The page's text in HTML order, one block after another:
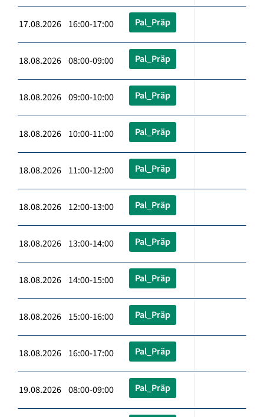
17.08.2026 16:00-17:00 Pal_Präp
18.08.2026 08:00-09:00 Pal_Präp
18.08.2026 09:00-10:00 Pal_Präp
18.08.2026 10:00-11:00 Pal_Präp
18.08.2026 11:00-12:00 Pal_Präp
18.08.2026 12:00-13:00 Pal_Präp
18.08.2026 13:00-14:00 Pal_Präp
18.08.2026 14:00-15:00 Pal_Präp
18.08.2026 15:00-16:00 Pal_Präp
18.08.2026 16:00-17:00 Pal_Präp
19.08.2026 08:00-09:00 Pal_Präp